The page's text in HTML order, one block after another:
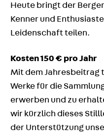
Heute bringt der
Kenner und
Leidenschaft teilen.
Kosten 150 € pro Jahr
Mit dem Jahresbeitrag
Werke für die
erwerben und zu
wir kürzlich dieses
der Unterstützung